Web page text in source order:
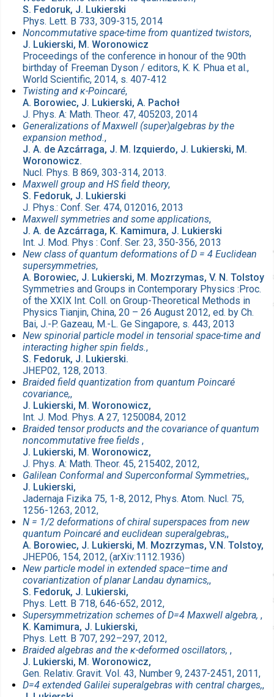
S. Fedoruk, J. Lukierski
Phys. Lett. B 733, 309-315, 2014
Noncommutative space-time from quantized twistors,
J. Lukierski, M. Woronowicz
Proceedings of the conference in honour of the 90th
birthday of Freeman Dyson / editors, K. K. Phua et al.,
World Scientific, 2014, s. 407-412
Twisting and κ-Poincaré,
A. Borowiec, J. Lukierski, A. Pachoł
J. Phys. A: Math. Theor. 47, 405203, 2014
Generalizations of Maxwell (super)algebras by the
expansion method.,
J. A. de Azcárraga, J. M. Izquierdo, J. Lukierski, M.
Woronowicz.
Nucl. Phys. B 869, 303-314, 2013.
Maxwell group and HS field theory,
S. Fedoruk, J. Lukierski
J. Phys.: Conf. Ser. 474, 012016, 2013
Maxwell symmetries and some applications,
J. A. de Azcárraga, K. Kamimura, J. Lukierski
Int. J. Mod. Phys : Conf. Ser. 23, 350-356, 2013
New class of quantum deformations of D = 4 Euclidean
supersymmetries,
A. Borowiec, J. Lukierski, M. Mozrzymas, V. N. Tolstoy
Symmetries and Groups in Contemporary Physics :Proc.
of the XXIX Int. Coll. on Group-Theoretical Methods in
Physics Tianjin, China, 20 – 26 August 2012, ed. by Ch.
Bai, J.-P. Gazeau, M.-L. Ge Singapore, s. 443, 2013
New spinorial particle model in tensorial space-time and
interacting higher spin fields.,
S. Fedoruk, J. Lukierski.
JHEP02, 128, 2013.
Braided field quantization from quantum Poincaré
covariance,,
J. Lukierski, M. Woronowicz,
Int. J. Mod. Phys. A 27, 1250084, 2012
Braided tensor products and the covariance of quantum
noncommutative free fields ,
J. Lukierski, M. Woronowicz,
J. Phys. A: Math. Theor. 45, 215402, 2012,
Galilean Conformal and Superconformal Symmetries,,
J. Lukierski,
Jadernaja Fizika 75, 1-8, 2012, Phys. Atom. Nucl. 75,
1256-1263, 2012,
N = 1/2 deformations of chiral superspaces from new
quantum Poincaré and euclidean superalgebras,,
A. Borowiec, J. Lukierski, M. Mozrzymas, V.N. Tolstoy,
JHEP06, 154, 2012, (arXiv:1112.1936)
New particle model in extended space–time and
covariantization of planar Landau dynamics,,
S. Fedoruk, J. Lukierski,
Phys. Lett. B 718, 646-652, 2012,
Supersymmetrization schemes of D=4 Maxwell algebra, ,
K. Kamimura, J. Lukierski,
Phys. Lett. B 707, 292–297, 2012,
Braided algebras and the κ-deformed oscillators, ,
J. Lukierski, M. Woronowicz,
Gen. Relativ. Gravit. Vol. 43, Number 9, 2437-2451, 2011,
D=4 extended Galilei superalgebras with central charges,,